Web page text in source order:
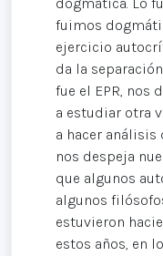
fuimos
ejercicio
da la
fue el EPR, nos
a estudiar otra
a hacer
nos despeja
que algunos
algunos
estuvieron
estos años, en